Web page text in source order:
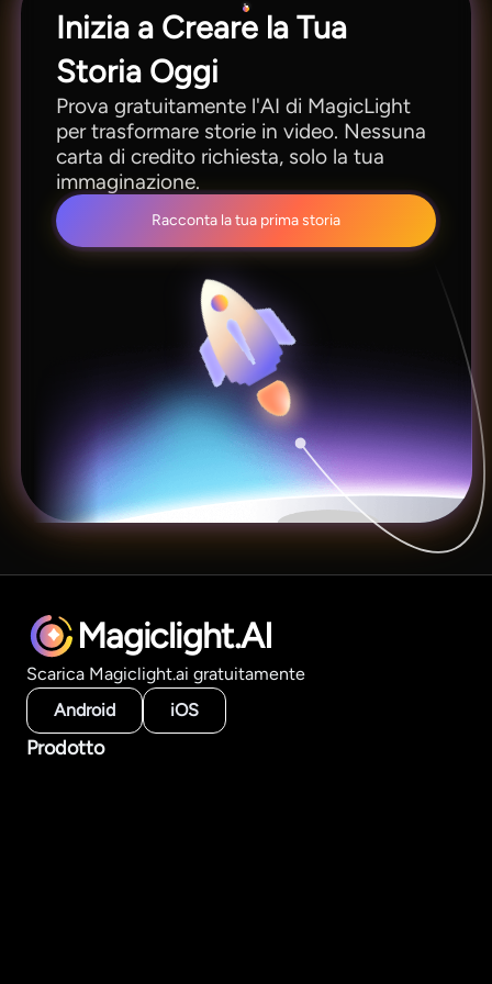
Inizia a Creare la Tua
Storia Oggi
Prova gratuitamente l'AI di MagicLight
per trasformare storie in video. Nessuna
carta di credito richiesta, solo la tua
immaginazione.
Racconta la tua prima storia
Magiclight.AI
Scarica Magiclight.ai gratuitamente
Android
iOS
Prodotto